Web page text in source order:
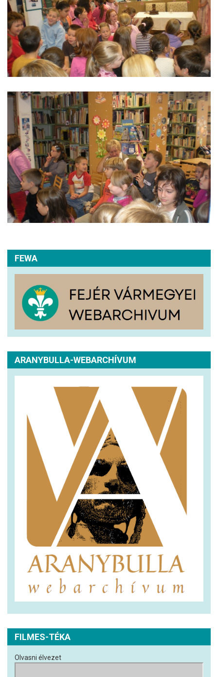
FEWA
ARANYBULLA-WEBARCHÍVUM
FILMES-TÉKA
Olvasni élvezet